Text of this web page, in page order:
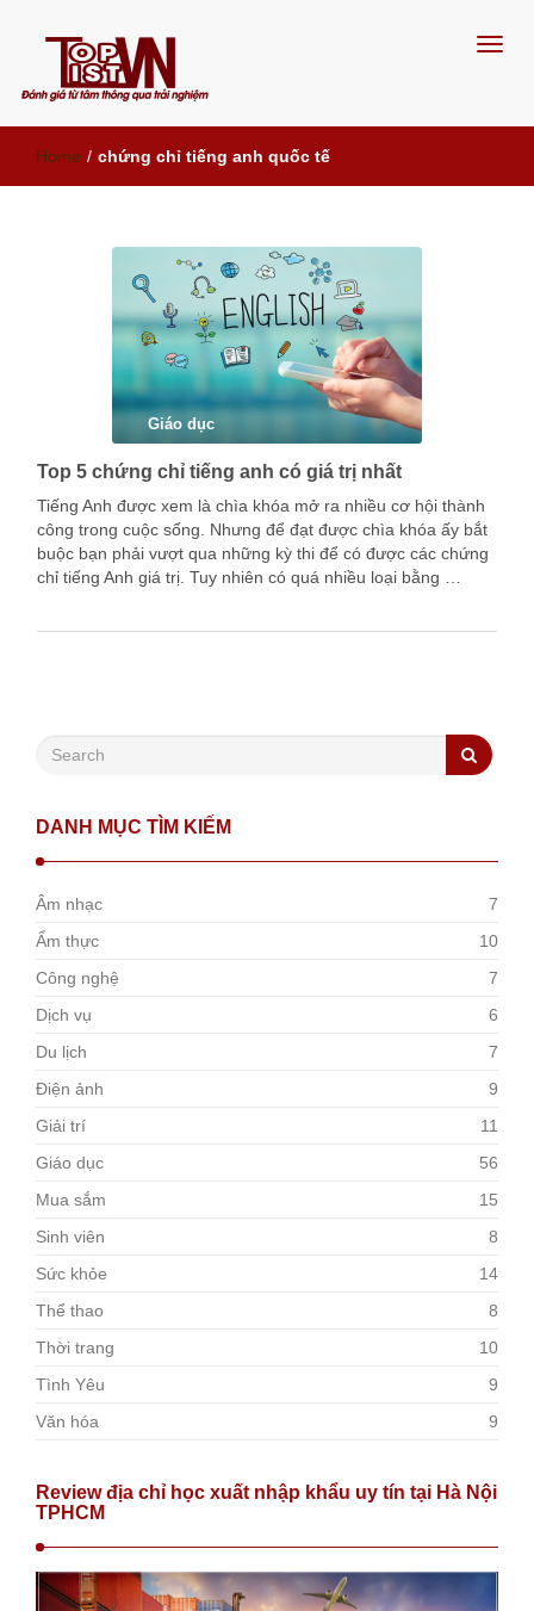
Đánh giá từ tâm, thông qua trải
nghiệm
Home / chứng chỉ tiếng anh quốc tế
Giáo dục
Top 5 chứng chỉ tiếng anh có giá trị nhất
Tiếng Anh được xem là chìa khóa mở ra nhiều cơ hội thành
công trong cuộc sống. Nhưng để đạt được chìa khóa ấy bắt
buộc bạn phải vượt qua những kỳ thi để có được các chứng
chỉ tiếng Anh giá trị. Tuy nhiên có quá nhiều loại bằng …
DANH MỤC TÌM KIẾM
Âm nhạc
7
Ẩm thực
10
Công nghệ
7
Dịch vụ
6
Du lịch
7
Điện ảnh
9
Giải trí
11
Giáo dục
56
Mua sắm
15
Sinh viên
8
Sức khỏe
14
Thể thao
8
Thời trang
10
Tình Yêu
9
Văn hóa
9
Review địa chỉ học xuất nhập khẩu uy tín tại Hà Nội
TPHCM